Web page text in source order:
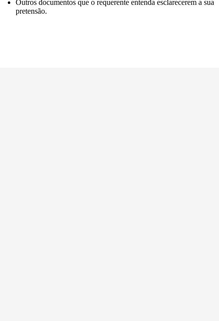
Outros documentos que o requerente entenda esclarecerem a sua
pretensão.